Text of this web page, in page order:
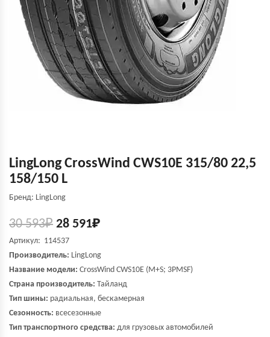
LingLong CrossWind CWS10E 315/80 22,5
158/150 L
Бренд: LingLong
30 593₽ 28 591₽
Артикул: 114537
Производитель: LingLong
Название модели: CrossWind CWS10E (M+S; 3PMSF)
Страна производитель: Тайланд
Тип шины: радиальная, бескамерная
Сезонность: всесезонные
Тип транспортного средства: для грузовых автомобилей